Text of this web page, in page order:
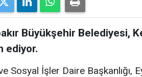
Büyükşehir Belediyesi,
ediyor.
Sosyal İşler Daire Başkanlığı,